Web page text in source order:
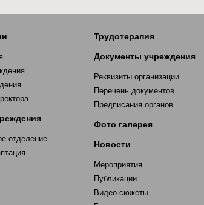
отделение
Трудотерапия
Документы учреждения
Реквизиты организации
Перечень документов
Предписания органов
Фото галерея
Новости
Мероприятия
Публикации
Видео сюжеты